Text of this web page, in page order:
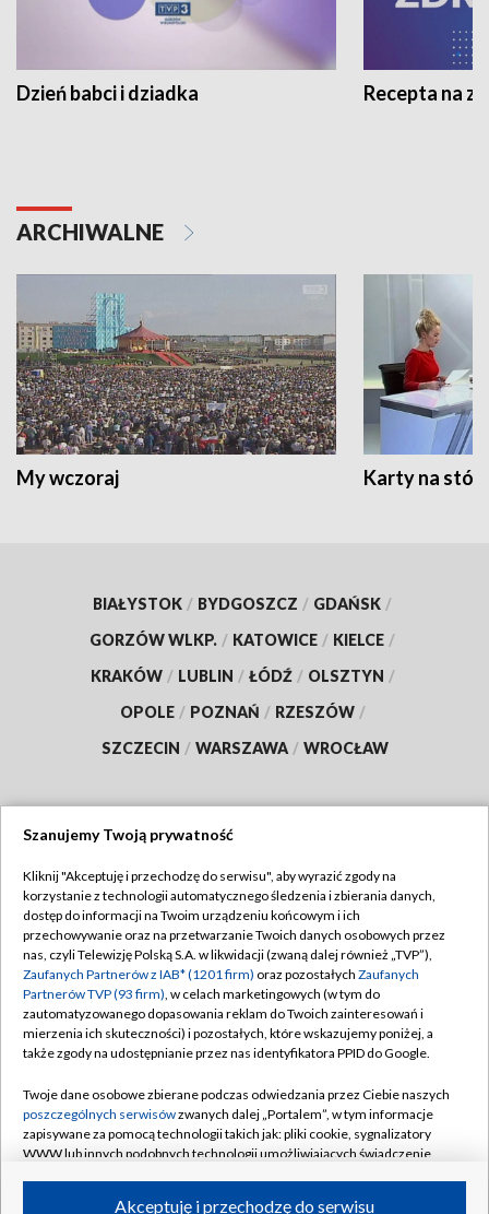
Dzień babci i dziadka Recepta na
ARCHIWALNE
My wczoraj Karty na
BIAŁYSTOK / BYDGOSZCZ / GDAŃSK /
GORZÓW WLKP. / KATOWICE / KIELCE /
KRAKÓW / LUBLIN / ŁÓDŹ / OLSZTYN /
OPOLE / POZNAŃ / RZESZÓW /
SZCZECIN / WARSZAWA / WROCŁAW
TVP
Abonament TVP
Emisja w TVP
Centrum informacji TVP
Naziemna Telewizja Cyfrowa
Rada Programowa
System NOS
Informacje o nadawcy
Regulamin TVP
Polityka prywatności
Moje zgody
Pomoc
Kontakt
Kanały
Szanujemy Twoją prywatność
Kliknij "Akceptuję i przechodzę do serwisu", aby wyrazić zgody na
korzystanie z technologii automatycznego śledzenia i zbierania danych,
dostęp do informacji na Twoim urządzeniu końcowym i ich
przechowywanie oraz na przetwarzanie Twoich danych osobowych przez
nas, czyli Telewizję Polską S.A. w likwidacji (zwaną dalej również „TVP”),
Zaufanych Partnerów z IAB* (1201 firm) oraz pozostałych Zaufanych
Partnerów TVP (93 firm), w celach marketingowych (w tym do
zautomatyzowanego dopasowania reklam do Twoich zainteresowań i
mierzenia ich skuteczności) i pozostałych, które wskazujemy poniżej, a
także zgody na udostępnianie przez nas identyfikatora PPID do Google.
Twoje dane osobowe zbierane podczas odwiedzania przez Ciebie naszych
poszczególnych serwisówzwanych dalej „Portalem”, w tym informacje
zapisywane za pomocą technologii takich jak: pliki cookie, sygnalizatory
WWW lub innych podobnych technologii umożliwiających świadczenie
Akceptuję i przechodzę do serwisu